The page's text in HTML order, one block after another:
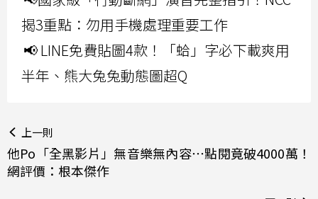
揭3重點：勿用手機處理重要工作
📢 LINE免費貼圖4款！「蛤」字必下載爽用
半年、熊大兔兔動態圖超Q
上一則
他Po「全黑影片」無音樂無內容⋯點閱竟破4000萬！
網評價：根本傑作